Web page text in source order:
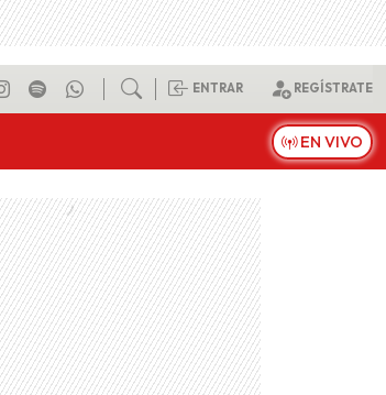
ENTRAR REGÍSTRATE
EN VIVO